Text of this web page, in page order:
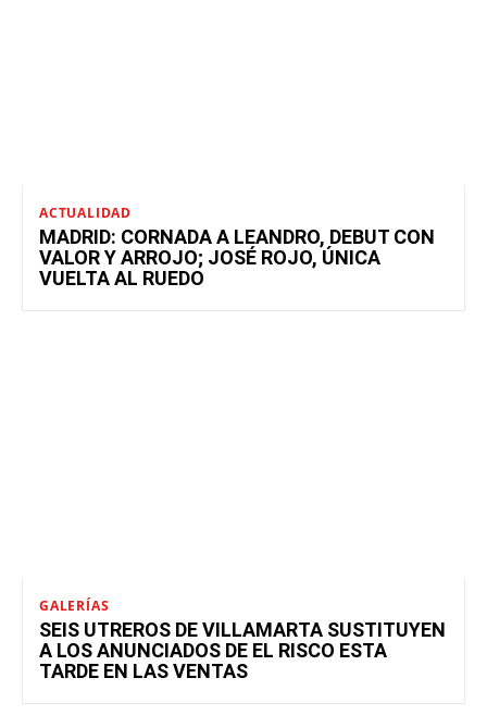
ACTUALIDAD
MADRID: CORNADA A LEANDRO, DEBUT CON
VALOR Y ARROJO; JOSÉ ROJO, ÚNICA
VUELTA AL RUEDO
GALERÍAS
SEIS UTREROS DE VILLAMARTA SUSTITUYEN
A LOS ANUNCIADOS DE EL RISCO ESTA
TARDE EN LAS VENTAS